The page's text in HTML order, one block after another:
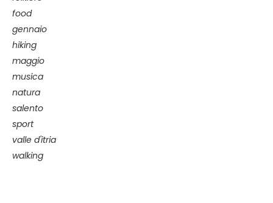
food
gennaio
hiking
maggio
musica
natura
salento
sport
valle d'itria
walking